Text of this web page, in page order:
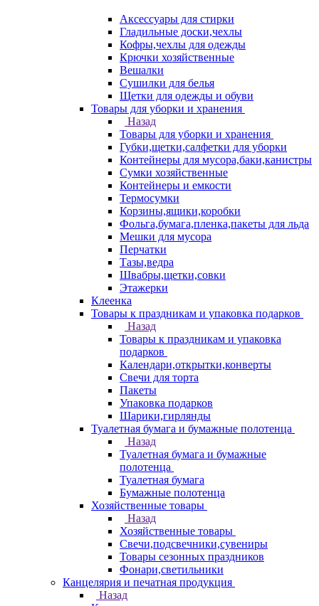
Аксессуары для стирки
Гладильные доски,чехлы
Кофры,чехлы для одежды
Крючки хозяйственные
Вешалки
Сушилки для белья
Щетки для одежды и обуви
Товары для уборки и хранения
Назад
Товары для уборки и хранения
Губки,щетки,салфетки для уборки
Контейнеры для мусора,баки,канистры
Сумки хозяйственные
Контейнеры и емкости
Термосумки
Корзины,ящики,коробки
Фольга,бумага,пленка,пакеты для льда
Мешки для мусора
Перчатки
Тазы,ведра
Швабры,щетки,совки
Этажерки
Клеенка
Товары к праздникам и упаковка подарков
Назад
Товары к праздникам и упаковка
подарков
Календари,открытки,конверты
Свечи для торта
Пакеты
Упаковка подарков
Шарики,гирлянды
Туалетная бумага и бумажные полотенца
Назад
Туалетная бумага и бумажные
полотенца
Туалетная бумага
Бумажные полотенца
Хозяйственные товары
Назад
Хозяйственные товары
Свечи,подсвечники,сувениры
Товары сезонных праздников
Фонари,светильники
Канцелярия и печатная продукция
Назад